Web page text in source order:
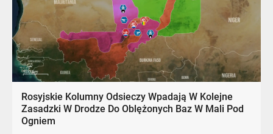
Rosyjskie Kolumny Odsieczy Wpadają W Kolejne
Zasadzki W Drodze Do Oblężonych Baz W Mali Pod
Ogniem